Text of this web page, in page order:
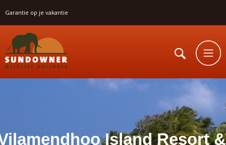
Garantie op je vakantie
Island Resort &